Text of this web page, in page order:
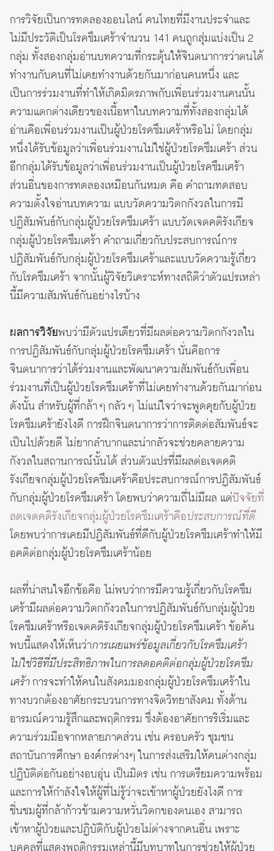
การวิจัยเป็นการทดลองออนไลน์ คนไทยที่มีงานประจำและ
ไม่มีประวัติเป็นโรคซึมเศร้าจำนวน 141 คนถูกสุ่มแบ่งเป็น 2
กลุ่ม ทั้งสองกลุ่มอ่านบทความที่กระตุ้นให้จินตนาการว่าตนได้
ทำงานกับคนที่ไม่เคยทำงานด้วยกันมาก่อนคนหนึ่ง และ
เป็นการร่วมงานที่ทำให้เกิดมิตรภาพกับเพื่อนร่วมงานคนนั้น
ความแตกต่างเดียวของเนื้อหาในบทความที่ทั้งสองกลุ่มได้
อ่านคือเพื่อนร่วมงานเป็นผู้ป่วยโรคซึมเศร้าหรือไม่ โดยกลุ่ม
หนึ่งได้รับข้อมูลว่าเพื่อนร่วมงานไม่ใช่ผู้ป่วยโรคซึมเศร้า ส่วน
อีกกลุ่มได้รับข้อมูลว่าเพื่อนร่วมงานเป็นผู้ป่วยโรคซึมเศร้า
ส่วนอื่นของการทดลองเหมือนกันหมด คือ คำถามทดสอบ
ความตั้งใจอ่านบทความ แบบวัดความวิตกกังวลในการมี
ปฏิสัมพันธ์กับกลุ่มผู้ป่วยโรคซึมเศร้า แบบวัดเจตคติรังเกียจ
กลุ่มผู้ป่วยโรคซึมเศร้า คำถามเกี่ยวกับประสบการณ์การ
ปฏิสัมพันธ์กับกลุ่มผู้ป่วยโรคซึมเศร้าและแบบวัดความรู้เกี่ยว
กับโรคซึมเศร้า จากนั้นผู้วิจัยวิเคราะห์ทางสถิติว่าตัวแปรเหล่า
นี้มีความสัมพันธ์กันอย่างไรบ้าง
ผลการวิจัยพบว่ามีตัวแปรเดียวที่มีผลต่อความวิตกกังวลใน
การปฏิสัมพันธ์กับกลุ่มผู้ป่วยโรคซึมเศร้า นั่นคือการ
จินตนาการว่าได้ร่วมงานและพัฒนาความสัมพันธ์กับเพื่อน
ร่วมงานที่เป็นผู้ป่วยโรคซึมเศร้าที่ไม่เคยทำงานด้วยกันมาก่อน
ดังนั้น สำหรับผู้ที่กล้า ๆ กลัว ๆ ไม่แน่ใจว่าจะพูดคุยกับผู้ป่วย
โรคซึมเศร้ายังไงดี การฝึกจินตนาการว่าการติดต่อสัมพันธ์จะ
เป็นไปด้วยดี ไม่ยากลำบากและน่ากลัวจะช่วยคลายความ
กังวลในสถานการณ์นั้นได้ ส่วนตัวแปรที่มีผลต่อเจตคติ
รังเกียจกลุ่มผู้ป่วยโรคซึมเศร้าคือประสบการณ์การปฏิสัมพันธ์
กับกลุ่มผู้ป่วยโรคซึมเศร้า โดยพบว่าความถี่ไม่มีผล แต่ปัจจัยที่
ลดเจตคติรังเกียจกลุ่มผู้ป่วยโรคซึมเศร้าคือประสบการณ์ที่ดี
โดยพบว่าการเคยมีปฏิสัมพันธ์ที่ดีกับผู้ป่วยโรคซึมเศร้าทำให้มี
อคติต่อกลุ่มผู้ป่วยโรคซึมเศร้าน้อย
ผลที่น่าสนใจอีกข้อคือ ไม่พบว่าการมีความรู้เกี่ยวกับโรคซึม
เศร้ามีผลต่อความวิตกกังวลในการปฏิสัมพันธ์กับกลุ่มผู้ป่วย
โรคซึมเศร้าหรือเจตคติรังเกียจกลุ่มผู้ป่วยโรคซึมเศร้า ข้อค้น
พบนี้แสดงให้เห็นว่าการเผยแพร่ข้อมูลเกี่ยวกับโรคซึมเศร้า
ไม่ใช่วิธีที่มีประสิทธิภาพในการลดอคติต่อกลุ่มผู้ป่วยโรคซึม
เศร้าการจะทำให้คนในสังคมมองกลุ่มผู้ป่วยโรคซึมเศร้าใน
ทางบวกต้องอาศัยกระบวนการทางจิตวิทยาสังคม ทั้งด้าน
อารมณ์ความรู้สึกและพฤติกรรม ซึ่งต้องอาศัยการริเริ่มและ
ความร่วมมือจากหลายภาคส่วน เช่น ครอบครัว ชุมชน
สถาบันการศึกษา องค์กรต่างๆ ในการส่งเสริมให้คนต่างกลุ่ม
ปฏิบัติต่อกันอย่างอบอุ่น เป็นมิตร เช่น การเตรียมความพร้อม
และการให้กำลังใจให้ผู้ที่ไม่รู้ว่าจะเข้าหาผู้ป่วยยังไงดี การ
ชื่นชมผู้ที่กล้าก้าวข้ามความหวั่นวิตกของตนเอง สามารถ
เข้าหาผู้ป่วยและปฏิบัติกับผู้ป่วยไม่ต่างจากคนอื่น เพราะ